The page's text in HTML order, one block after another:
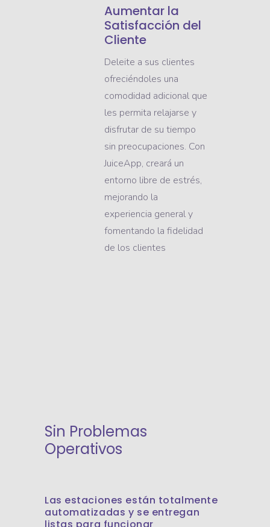
Aumentar la
Satisfacción del
Cliente
Deleite a sus clientes
ofreciéndoles una
comodidad adicional que
les permita relajarse y
disfrutar de su tiempo
sin preocupaciones. Con
JuiceApp, creará un
entorno libre de estrés,
mejorando la
experiencia general y
fomentando la fidelidad
de los clientes
Sin Problemas
Operativos
Las estaciones están totalmente
automatizadas y se entregan